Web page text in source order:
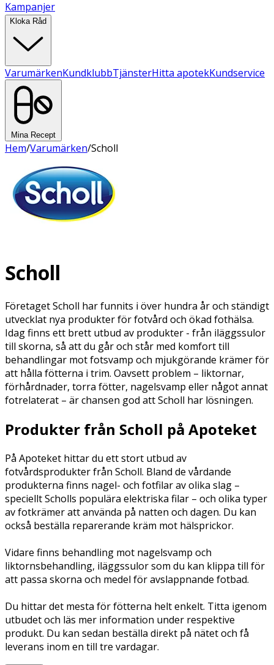
Kampanjer
Kloka Råd
VarumärkenKundklubbTjänsterHitta apotekKundservice
Mina Recept
Hem/Varumärken/Scholl
Scholl
Företaget Scholl har funnits i över hundra år och ständigt
utvecklat nya produkter för fotvård och ökad fothälsa.
Idag finns ett brett utbud av produkter - från iläggssulor
till skorna, så att du går och står med komfort till
behandlingar mot fotsvamp och mjukgörande krämer för
att hålla fötterna i trim. Oavsett problem – liktornar,
förhårdnader, torra fötter, nagelsvamp eller något annat
fotrelaterat – är chansen god att Scholl har lösningen.
Produkter från Scholl på Apoteket
På Apoteket hittar du ett stort utbud av
fotvårdsprodukter från Scholl. Bland de vårdande
produkterna finns nagel- och fotfilar av olika slag –
speciellt Scholls populära elektriska filar – och olika typer
av fotkrämer att använda på natten och dagen. Du kan
också beställa reparerande kräm mot hälsprickor.
Vidare finns behandling mot nagelsvamp och
liktornsbehandling, iläggssulor som du kan klippa till för
att passa skorna och medel för avslappnande fotbad.
Du hittar det mesta för fötterna helt enkelt. Titta igenom
utbudet och läs mer information under respektive
produkt. Du kan sedan beställa direkt på nätet och få
leverans inom en till tre vardagar.